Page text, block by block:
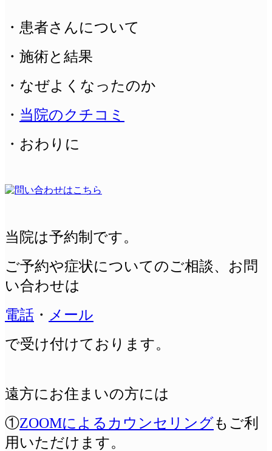
・患者さんについて
・施術と結果
・なぜよくなったのか
・ 当院のクチコミ
・おわりに
当院は予約制です。
ご予約や症状についてのご相談、 お問
い合わせは
電話 ・ メール
で受け付けております。
遠方にお住まいの方には
①ZOOMによるカウンセリングもご利
用いただけます。